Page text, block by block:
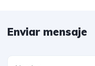
Enviar mensaje